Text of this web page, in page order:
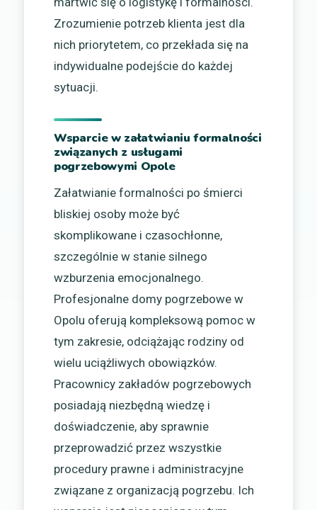
Zrozumienie potrzeb klienta jest dla
nich priorytetem, co przekłada się na
indywidualne podejście do każdej
sytuacji.
Wsparcie w załatwianiu formalności
związanych z usługami
pogrzebowymi Opole
Załatwianie formalności po śmierci
bliskiej osoby może być
skomplikowane i czasochłonne,
szczególnie w stanie silnego
wzburzenia emocjonalnego.
Profesjonalne domy pogrzebowe w
Opolu oferują kompleksową pomoc w
tym zakresie, odciążając rodziny od
wielu uciążliwych obowiązków.
Pracownicy zakładów pogrzebowych
posiadają niezbędną wiedzę i
doświadczenie, aby sprawnie
przeprowadzić przez wszystkie
procedury prawne i administracyjne
związane z organizacją pogrzebu. Ich